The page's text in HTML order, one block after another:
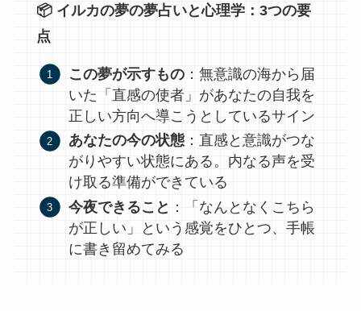
📦 イルカの夢の夢占いと心理学：3つの要
点
この夢が示すもの ：無意識の海から届
いた「直感の使者」があなたの自我を
正しい方向へ導こうとしているサイン
あなたの今の状態 ：直感と意識がつな
がりやすい状態にある。内なる声を受
け取る準備ができている
今夜できること ：「なんとなくこちら
が正しい」という感覚をひとつ、手帳
に書き留めてみる